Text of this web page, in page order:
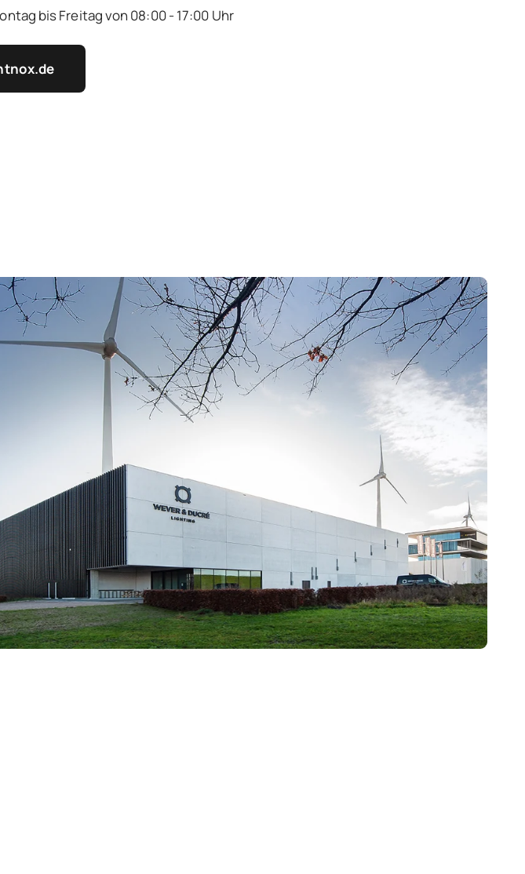
bis Freitag von 08:00 - 17:00 Uhr